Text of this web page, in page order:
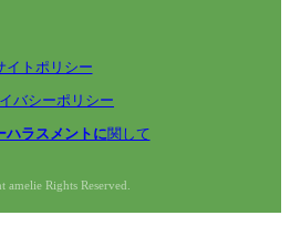
イトポリシー
バシーポリシー
ハラスメントに関して
amelie Rights Reserved.